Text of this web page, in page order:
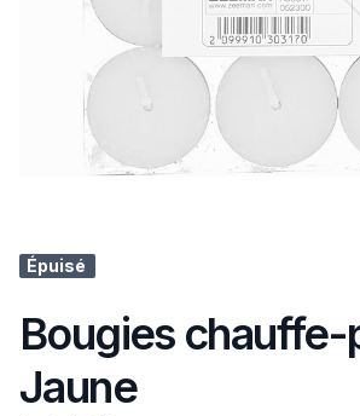
Épuisé
Bougies chauffe-
Jaune